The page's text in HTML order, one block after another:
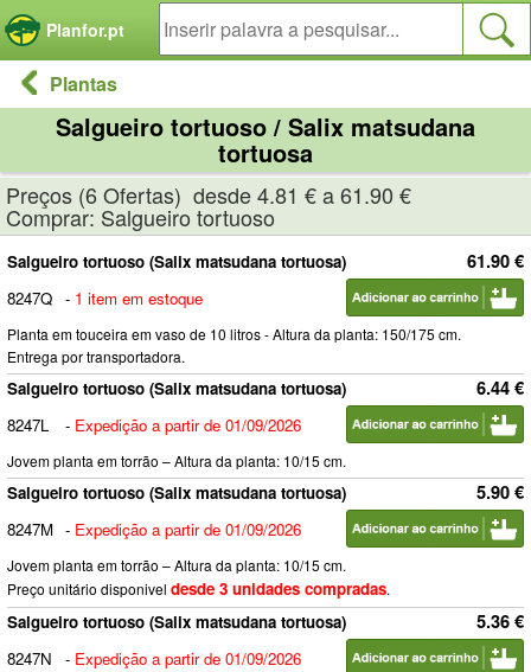
Planfor.pt
Plantas
Salgueiro tortuoso / Salix matsudana
tortuosa
Preços (6 Ofertas) desde 4.81 € a 61.90 €
Comprar: Salgueiro tortuoso
61.90 €
Salgueiro tortuoso (Salix matsudana tortuosa)
8247Q - 1 item em estoque
Planta em touceira em vaso de 10 litros - Altura da planta: 150/175 cm.
Entrega por transportadora.
6.44 €
Salgueiro tortuoso (Salix matsudana tortuosa)
8247L
- Expedição a partir de 01/09/2026
Jovem planta em torrão – Altura da planta: 10/15 cm.
5.90 €
Salgueiro tortuoso (Salix matsudana tortuosa)
8247M - Expedição a partir de 01/09/2026
Jovem planta em torrão – Altura da planta: 10/15 cm.
Preço unitário disponivel desde 3 unidades compradas.
5.36 €
Salgueiro tortuoso (Salix matsudana tortuosa)
8247N
- Expedição a partir de 01/09/2026
Painel de Gerenciamento de Cookies